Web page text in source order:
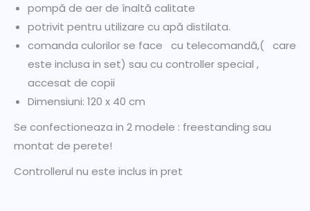
pompă de aer de înaltă calitate
potrivit pentru utilizare cu apă distilata.
comanda culorilor se face cu telecomandă,( care
este inclusa in set) sau cu controller special ,
accesat de copii
Dimensiuni: 120 x 40 cm
Se confectioneaza in 2 modele : freestanding sau
montat de perete!
Controllerul nu este inclus in pret